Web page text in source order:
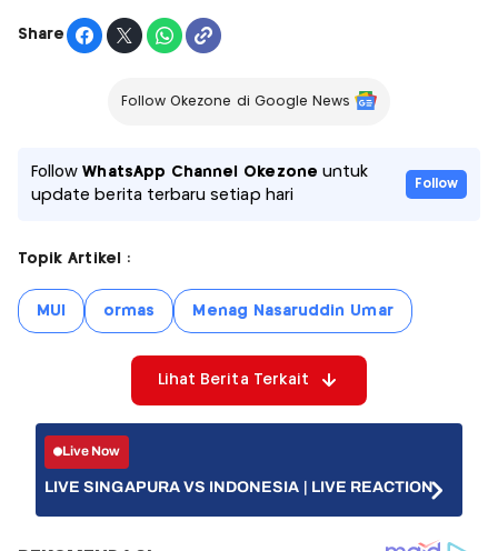
Share
Follow Okezone di Google News
FollowWhatsApp Channel Okezone untuk
update berita terbaru setiap hari
Follow
Topik Artikel :
MUI ormas Menag Nasaruddin Umar
Lihat Berita Terkait
Live Now
LIVE SINGAPURA VS INDONESIA | LIVE REACTION